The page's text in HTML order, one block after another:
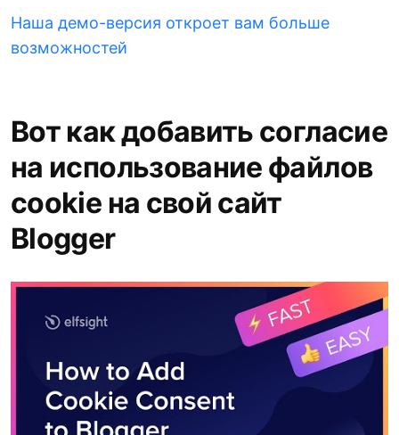
Наша демо-версия откроет вам больше
возможностей
Вот как добавить согласие
на использование файлов
cookie на свой сайт
Blogger